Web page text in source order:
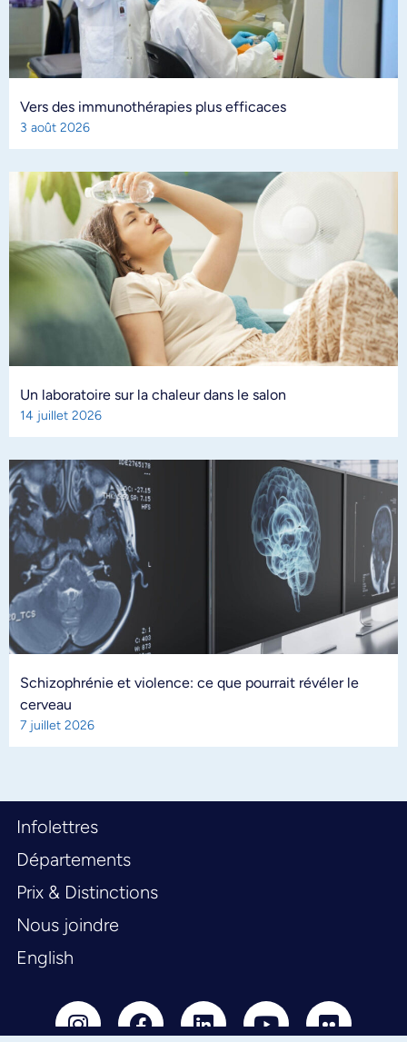
Vers des immunothérapies plus efficaces
3 août 2026
Un laboratoire sur la chaleur dans le salon
14 juillet 2026
Schizophrénie et violence: ce que pourrait révéler le
cerveau
7 juillet 2026
Infolettres
Départements
Prix & Distinctions
Nous joindre
English